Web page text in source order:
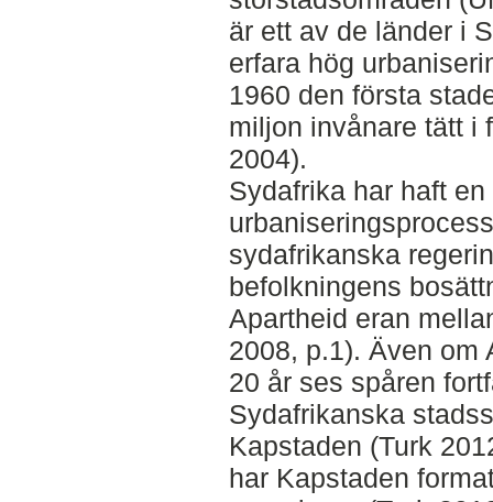
är ett av de länder i
erfara hög
1960 den första
miljon invånare tätt i
2004).
Sydafrika har haft
sydafrikanska
befolkningens
Apartheid eran
2008, p.1). Även om
20 år ses spåren
Sydafrikanska
Kapstaden (Turk
har Kapstaden